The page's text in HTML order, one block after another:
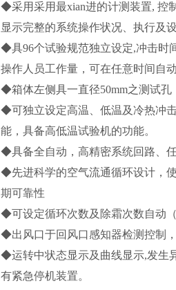
◆采用采用最xian进的计测装置, 控
显示完整的系统操作状况、执行及
◆具96个试验规范独立设定,冲击时
操作人员工作量，可在任意时间自
◆箱体左侧具一直径50mm之测试孔
◆可独立设定高温、低温及冷热冲
能，具备高低温试验机的功能。
◆具备全自动，高精密系统回路、
◆先进科学的空气流通循环设计，
期可靠性
◆可设定循环次数及除霜次数自动
◆出风口于回风口感知器检测控制
◆运转中状态显示及曲线显示,发生
有紧急停机装置。